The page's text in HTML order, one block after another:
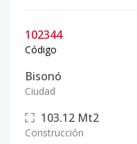
102344
Código
Bisonó
Ciudad
103.12 Mt2
Construcción